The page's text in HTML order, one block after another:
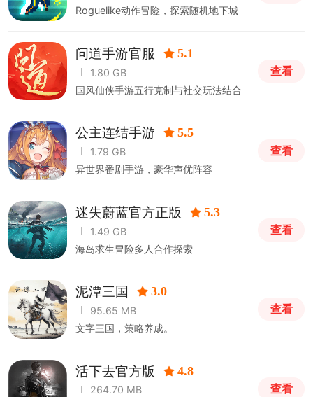
Roguelike动作冒险，探索随机地下城
问道手游官服 5.1
1.80 GB
国风仙侠手游五行克制与社交玩法结合
查看
公主连结手游 5.5
1.79 GB
异世界番剧手游，豪华声优阵容
查看
迷失蔚蓝官方正版 5.3
1.49 GB
海岛求生冒险多人合作探索
查看
泥潭三国 3.0
95.65 MB
文字三国，策略养成。
查看
活下去官方版 4.8
264.70 MB
查看